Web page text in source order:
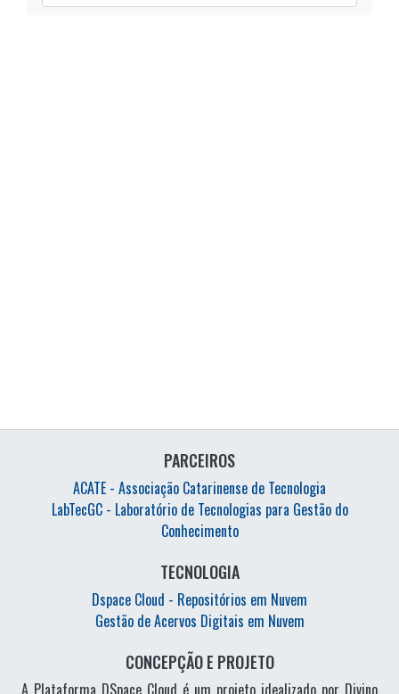
PARCEIROS
ACATE - Associação Catarinense de Tecnologia
LabTecGC - Laboratório de Tecnologias para Gestão do
Conhecimento
TECNOLOGIA
Dspace Cloud - Repositórios em Nuvem
Gestão de Acervos Digitais em Nuvem
CONCEPÇÃO E PROJETO
A Plataforma DSpace Cloud é um projeto idealizado por Divino